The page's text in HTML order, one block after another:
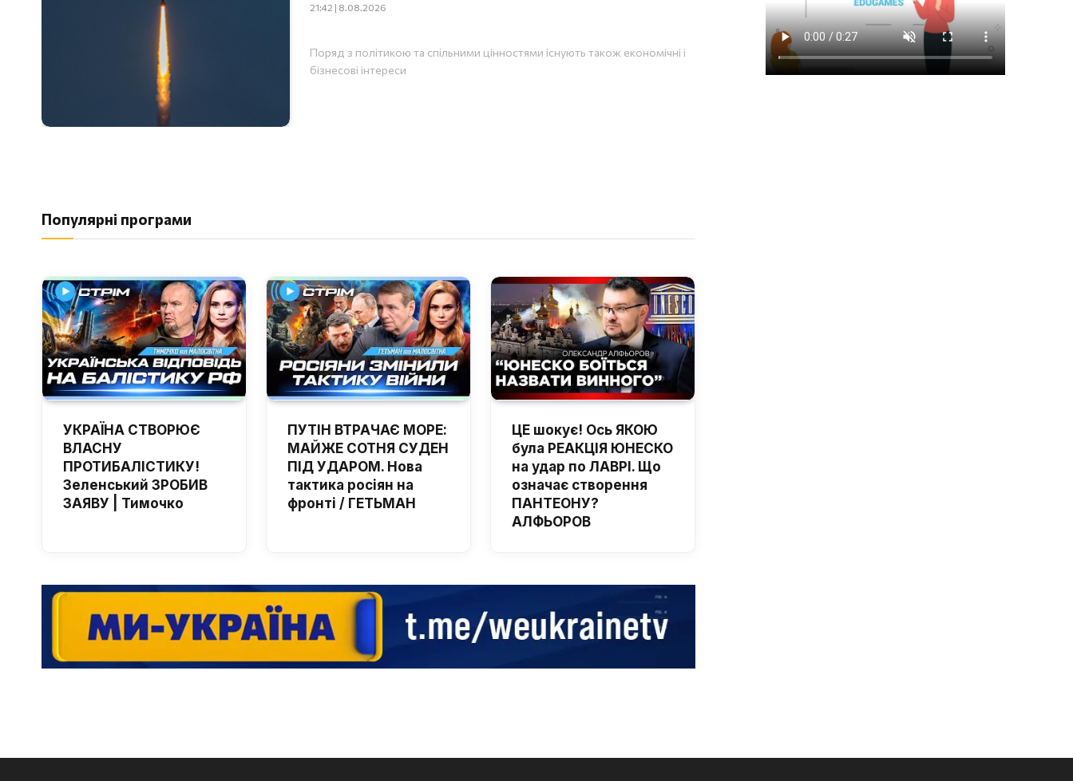
21:42 | 8.08.2026
Поряд з політикою та спільними цінностями існують також економічні і
бізнесові інтереси
Популярні програми
УКРАЇНА СТВОРЮЄ
ВЛАСНУ
ПРОТИБАЛІСТИКУ!
Зеленський ЗРОБИВ
ЗАЯВУ | Тимочко
ПУТІН ВТРАЧАЄ МОРЕ:
МАЙЖЕ СОТНЯ СУДЕН
ПІД УДАРОМ. Нова
тактика росіян на
фронті / ГЕТЬМАН
ЦЕ шокує! Ось ЯКОЮ
була РЕАКЦІЯ ЮНЕСКО
на удар по ЛАВРІ. Що
означає створення
ПАНТЕОНУ?
АЛФЬОРОВ